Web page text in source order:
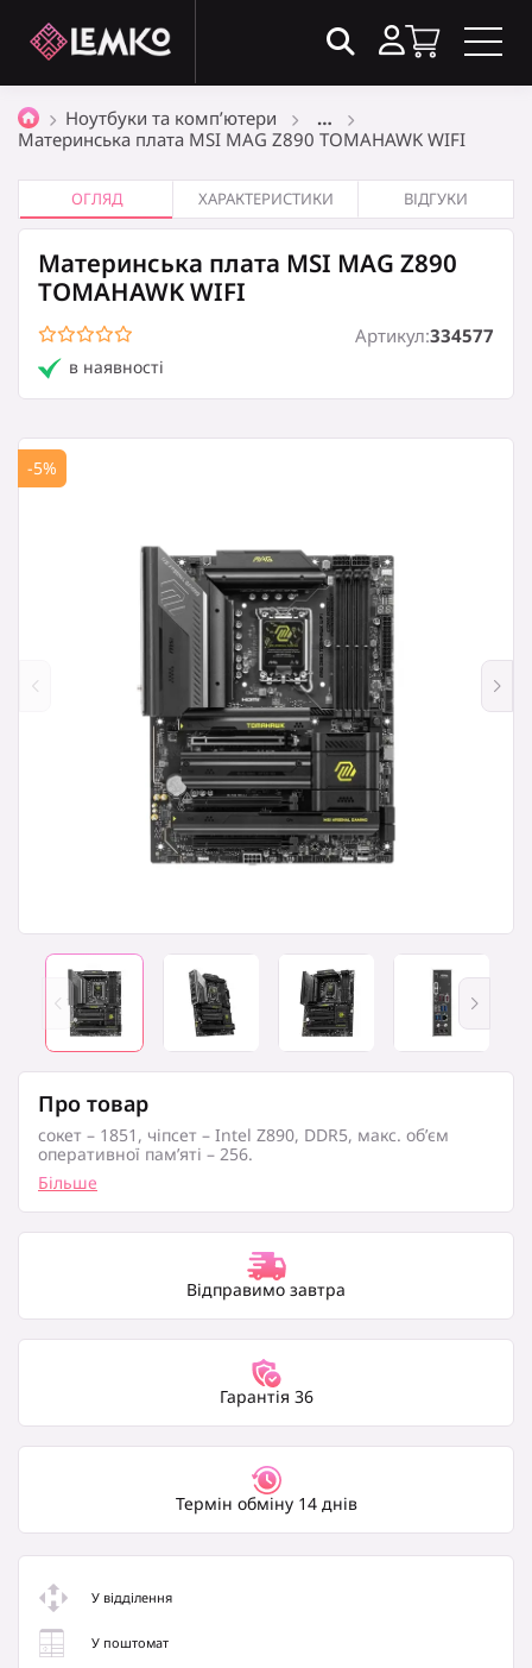
Товари в кошику(0)
Кошик порожній
0₴
Оформити замовлення
Ноутбуки та комп’ютери
…
Материнська плата MSI MAG Z890 TOMAHAWK WIFI
ОГЛЯД ХАРАКТЕРИСТИКИ ВІДГУКИ
Материнська плата MSI MAG Z890
TOMAHAWK WIFI
в наявності
Артикул:334577
-5%
Про товар
сокет – 1851, чіпсет – Intel Z890, DDR5, макс. об’єм
оперативної пам’яті – 256.
Більше
Відправимо завтра
Гарантія 36
Термін обміну 14 днів
У відділення
У поштомат